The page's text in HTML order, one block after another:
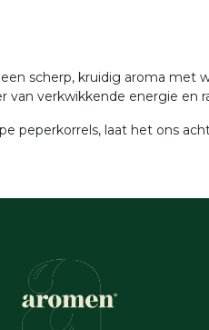
scherp, kruidig aroma
van verkwikkende energie en
peperkorrels, laat het ons